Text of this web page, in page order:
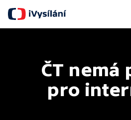
ČT nemá
pro